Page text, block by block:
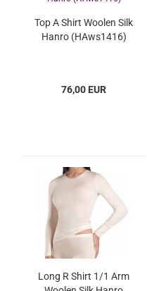
Top A Shirt Woolen Silk
Hanro (HAws1416)
76,00 EUR
Long R Shirt 1/1 Arm